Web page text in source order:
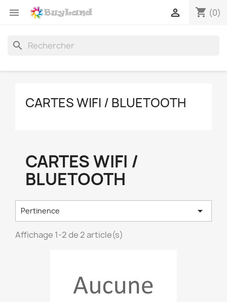
 shopping_cart (0)

search
CARTES WIFI / BLUETOOTH
CARTES WIFI /
BLUETOOTH
Pertinence 
Affichage 1-2 de 2 article(s)